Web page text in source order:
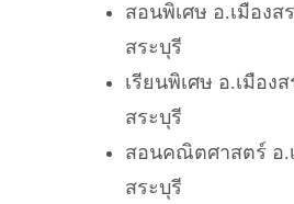
สอนพิเศษ อ.เมืองส
สระบุรี
เรียนพิเศษ อ.เมือง
สระบุรี
สอนคณิตศาสตร์ อ.
สระบุรี